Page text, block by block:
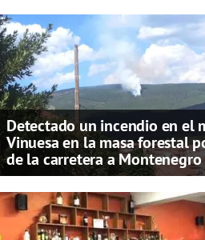
Detectado un incendio en el
Vinuesa en la masa forestal
de la carretera a Montenegro